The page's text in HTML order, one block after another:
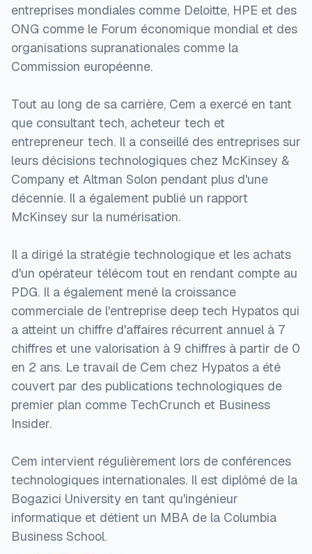
entreprises mondiales comme Deloitte, HPE et des
ONG comme le Forum économique mondial et des
organisations supranationales comme la
Commission européenne.
Tout au long de sa carrière, Cem a exercé en tant
que consultant tech, acheteur tech et
entrepreneur tech. Il a conseillé des entreprises sur
leurs décisions technologiques chez McKinsey &
Company et Altman Solon pendant plus d'une
décennie. Il a également publié un rapport
McKinsey sur la numérisation.
Il a dirigé la stratégie technologique et les achats
d'un opérateur télécom tout en rendant compte au
PDG. Il a également mené la croissance
commerciale de l'entreprise deep tech Hypatos qui
a atteint un chiffre d'affaires récurrent annuel à 7
chiffres et une valorisation à 9 chiffres à partir de 0
en 2 ans. Le travail de Cem chez Hypatos a été
couvert par des publications technologiques de
premier plan comme TechCrunch et Business
Insider.
Cem intervient régulièrement lors de conférences
technologiques internationales. Il est diplômé de la
Bogazici University en tant qu'ingénieur
informatique et détient un MBA de la Columbia
Business School.